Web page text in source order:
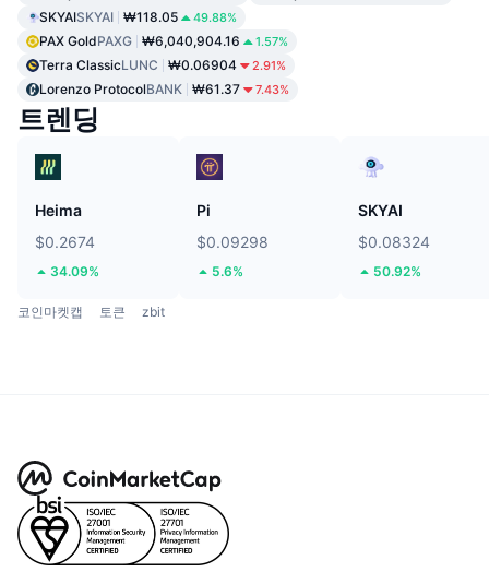
SKYAISKYAI ₩118.05 49.88%
PAX GoldPAXG ₩6,040,904.16 1.57%
Terra ClassicLUNC ₩0.06904 2.91%
Lorenzo ProtocolBANK ₩61.37 7.43%
트렌딩
Heima
$0.2674
34.09%
Pi
$0.09298
5.6%
SKYAI
$0.08324
50.92%
코인마켓캡 토큰 zbit